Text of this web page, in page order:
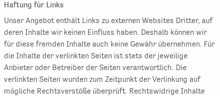
Haftung für Links
Unser Angebot enthält Links zu externen Websites Dritter, auf
deren Inhalte wir keinen Einfluss haben. Deshalb können wir
für diese fremden Inhalte auch keine Gewähr übernehmen. Für
die Inhalte der verlinkten Seiten ist stets der jeweilige
Anbieter oder Betreiber der Seiten verantwortlich. Die
verlinkten Seiten wurden zum Zeitpunkt der Verlinkung auf
mögliche Rechtsverstöße überprüft. Rechtswidrige Inhalte